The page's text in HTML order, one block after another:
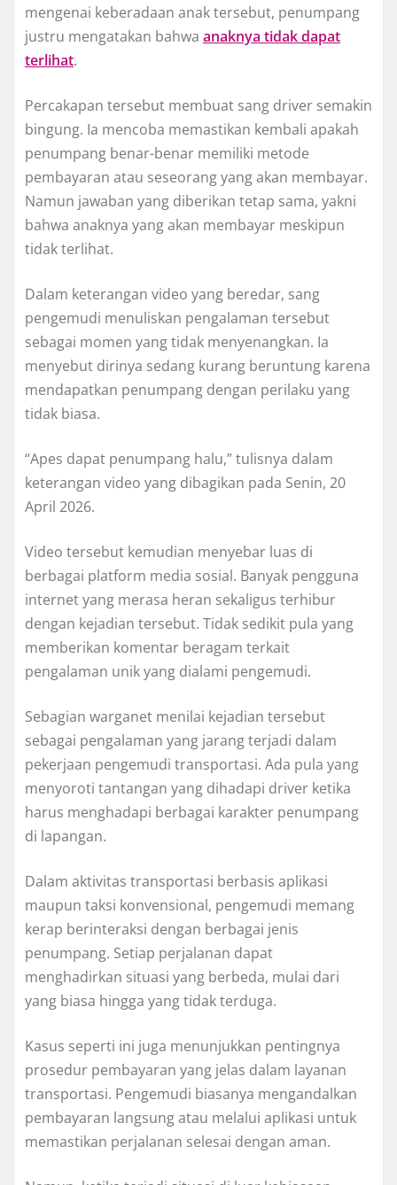
mengenai keberadaan anak tersebut, penumpang
justru mengatakan bahwa anaknya tidak dapat
terlihat.
Percakapan tersebut membuat sang driver semakin
bingung. Ia mencoba memastikan kembali apakah
penumpang benar-benar memiliki metode
pembayaran atau seseorang yang akan membayar.
Namun jawaban yang diberikan tetap sama, yakni
bahwa anaknya yang akan membayar meskipun
tidak terlihat.
Dalam keterangan video yang beredar, sang
pengemudi menuliskan pengalaman tersebut
sebagai momen yang tidak menyenangkan. Ia
menyebut dirinya sedang kurang beruntung karena
mendapatkan penumpang dengan perilaku yang
tidak biasa.
“Apes dapat penumpang halu,” tulisnya dalam
keterangan video yang dibagikan pada Senin, 20
April 2026.
Video tersebut kemudian menyebar luas di
berbagai platform media sosial. Banyak pengguna
internet yang merasa heran sekaligus terhibur
dengan kejadian tersebut. Tidak sedikit pula yang
memberikan komentar beragam terkait
pengalaman unik yang dialami pengemudi.
Sebagian warganet menilai kejadian tersebut
sebagai pengalaman yang jarang terjadi dalam
pekerjaan pengemudi transportasi. Ada pula yang
menyoroti tantangan yang dihadapi driver ketika
harus menghadapi berbagai karakter penumpang
di lapangan.
Dalam aktivitas transportasi berbasis aplikasi
maupun taksi konvensional, pengemudi memang
kerap berinteraksi dengan berbagai jenis
penumpang. Setiap perjalanan dapat
menghadirkan situasi yang berbeda, mulai dari
yang biasa hingga yang tidak terduga.
Kasus seperti ini juga menunjukkan pentingnya
prosedur pembayaran yang jelas dalam layanan
transportasi. Pengemudi biasanya mengandalkan
pembayaran langsung atau melalui aplikasi untuk
memastikan perjalanan selesai dengan aman.